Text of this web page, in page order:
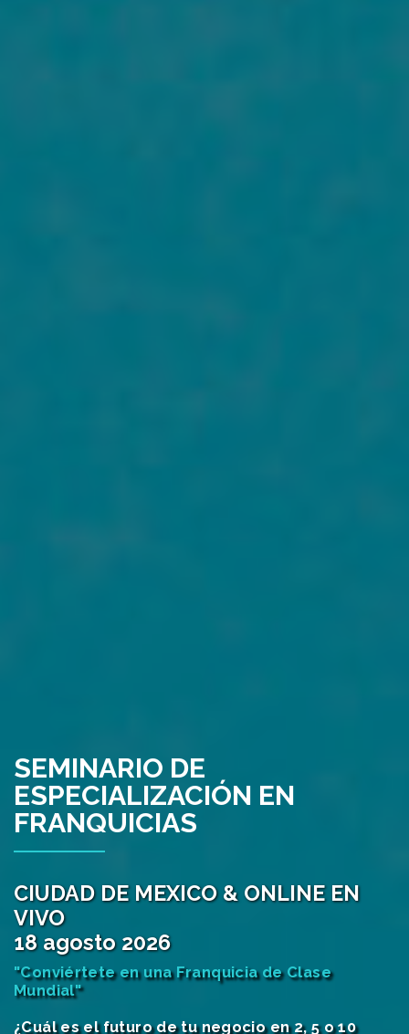
SEMINARIO DE
ESPECIALIZACIÓN EN
FRANQUICIAS
CIUDAD DE MEXICO & ONLINE EN
VIVO
18 agosto 2026
"Conviértete en una Franquicia de Clase
Mundial"
¿Cuál es el futuro de tu negocio en 2, 5 o 10